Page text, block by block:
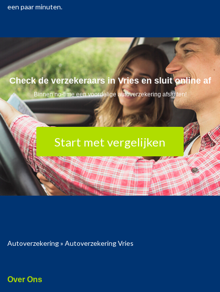
een paar minuten.
Check de verzekeraars in Vries en sluit online af
Binnen no-time een voordelige autoverzekering afsluiten!
Start met vergelijken
Autoverzekering» Autoverzekering Vries
Over Ons